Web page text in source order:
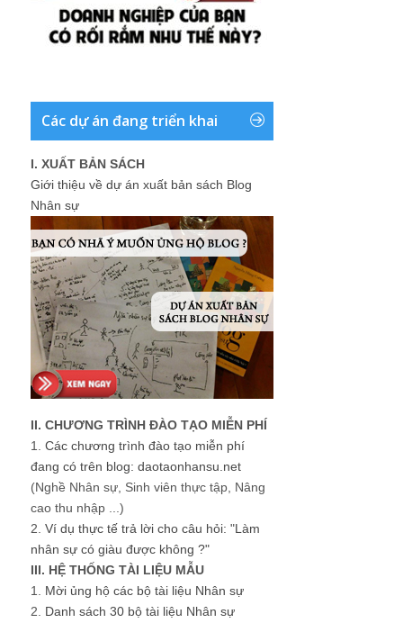
Các dự án đang triển khai
I. XUẤT BẢN SÁCH
Giới thiệu về dự án xuất bản sách Blog
Nhân sự
II. CHƯƠNG TRÌNH ĐÀO TẠO MIỄN PHÍ
1. Các chương trình đào tạo miễn phí
đang có trên blog: daotaonhansu.net
(Nghề Nhân sự, Sinh viên thực tập, Nâng
cao thu nhập ...)
2. Ví dụ thực tế trả lời cho câu hỏi: "Làm
nhân sự có giàu được không ?"
III. HỆ THỐNG TÀI LIỆU MẪU
1. Mời ủng hộ các bộ tài liệu Nhân sự
2. Danh sách 30 bộ tài liệu Nhân sự